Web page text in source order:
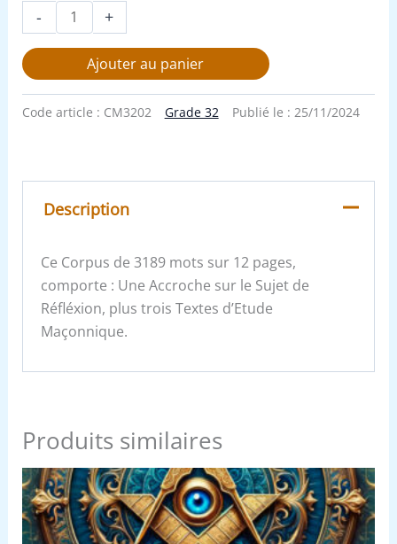
- +
Ajouter au panier
Code article : CM3202 Grade 32 Publié le : 25/11/2024
Description
Ce Corpus de 3189 mots sur 12 pages,
comporte : Une Accroche sur le Sujet de
Réfléxion, plus trois Textes d’Etude
Maçonnique.
Produits similaires